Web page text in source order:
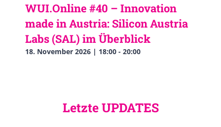
WUI.Online #40 – Innovation
made in Austria: Silicon Austria
Labs (SAL) im Überblick
18. November 2026 | 18:00 - 20:00
Letzte UPDATES